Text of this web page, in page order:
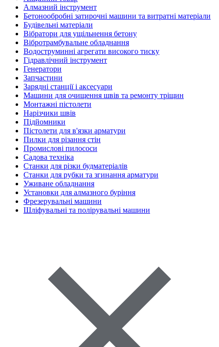
Алмазний інструмент
Бетонообробні затирочні машини та витратні матеріали
Будівельні матеріали
Вібратори для ущільнення бетону
Вібротрамбувальне обладнання
Водоструминні агрегати високого тиску
Гідравлічний інструмент
Генератори
Запчастини
Зарядні станції і аксесуари
Машини для очищення швів та ремонту тріщин
Монтажні пістолети
Нарізчики швів
Підйомники
Пістолети для в'язки арматури
Пилки для різання стін
Промислові пилососи
Садова техніка
Станки для різки будматеріалів
Станки для рубки та згинання арматури
Уживане обладнання
Установки для алмазного буріння
Фрезерувальні машини
Шліфувальні та полірувальні машини